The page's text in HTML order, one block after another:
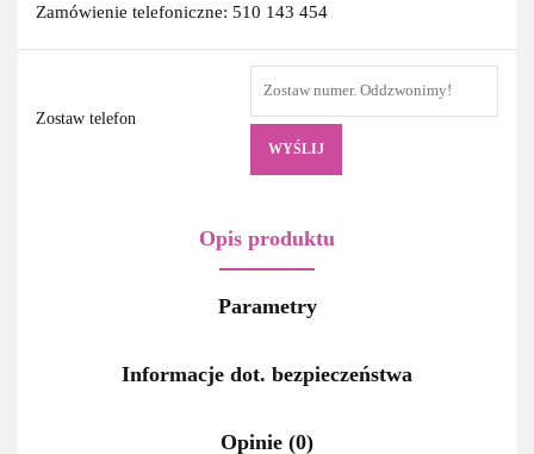
Zamówienie telefoniczne: 510 143 454
Zostaw telefon
WYŚLIJ
Opis produktu
Parametry
Informacje dot. bezpieczeństwa
Opinie (0)